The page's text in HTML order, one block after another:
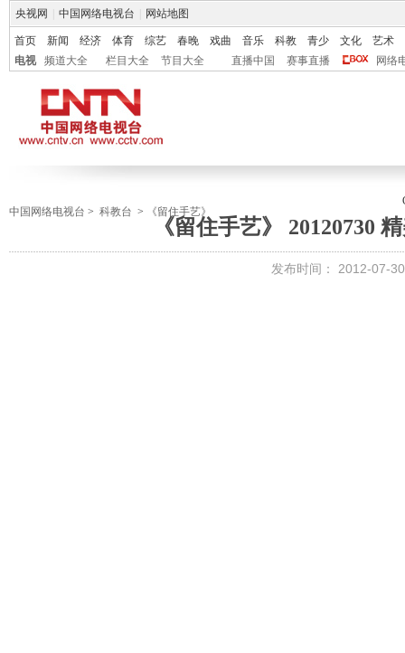
央视网 中国网络电视台 网站地图
首页 新闻 经济 体育 综艺 春晚 戏曲 音乐 科教 青少 文化
艺术
电视
频道大全 栏目大全 节目大全 直播中国 赛事直播 网络
中国网络电视台 > 科教台 > 《留住手艺》
《留住手艺》 20120730
发布时间： 2012-07-